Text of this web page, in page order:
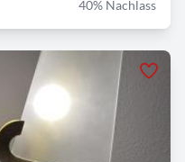
40% Nachlass